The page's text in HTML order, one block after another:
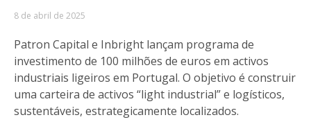
8 de abril de 2025
Patron Capital e Inbright lançam programa de
investimento de 100 milhões de euros em activos
industriais ligeiros em Portugal. O objetivo é construir
uma carteira de activos “light industrial” e logísticos,
sustentáveis, estrategicamente localizados.